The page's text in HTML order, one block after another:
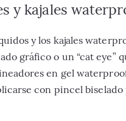
y kajales
y los kajales
gráfico o un “cat eye”
en gel
con pincel